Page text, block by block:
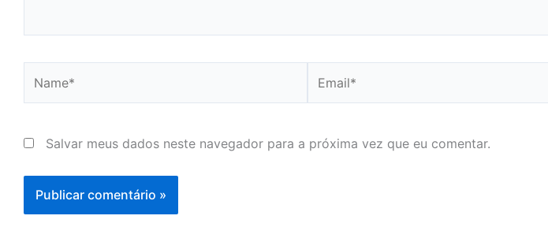
Salvar meus dados neste navegador para a próxima vez que eu comentar.